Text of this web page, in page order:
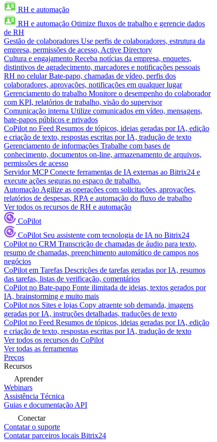
RH e automação
RH e automação Otimize fluxos de trabalho e gerencie dados
de RH
Gestão de colaboradores Use perfis de colaboradores, estrutura da
empresa, permissões de acesso, Active Directory
Cultura e engajamento Receba notícias da empresa, enquetes,
distintivos de agradecimento, marcadores e notificações pessoais
RH no celular Bate-papo, chamadas de vídeo, perfis dos
colaboradores, aprovações, notificações em qualquer lugar
Gerenciamento do trabalho Monitore o desempenho do colaborador
com KPI, relatórios de trabalho, visão do supervisor
Comunicação interna Utilize comunicados em vídeo, mensagens,
bate-papos públicos e privados
CoPilot no Feed Resumos de tópicos, ideias geradas por IA, edição
e criação de texto, respostas escritas por IA, tradução de texto
Gerenciamento de informações Trabalhe com bases de
conhecimento, documentos on-line, armazenamento de arquivos,
permissões de acesso
Servidor MCP Conecte ferramentas de IA externas ao Bitrix24 e
execute ações seguras no espaço de trabalho.
Automação Agilize as operações com solicitações, aprovações,
relatórios de despesas, RPA e automação do fluxo de trabalho
Ver todos os recursos de RH e automação
CoPilot
CoPilot Seu assistente com tecnologia de IA no Bitrix24
CoPilot no CRM Transcrição de chamadas de áudio para texto,
resumo de chamadas, preenchimento automático de campos nos
negócios
CoPilot em Tarefas Descrições de tarefas geradas por IA, resumos
das tarefas, listas de verificação, comentários
CoPilot no Bate-papo Fonte ilimitada de ideias, textos gerados por
IA, brainstorming e muito mais
CoPilot nos Sites e lojas Copy atraente sob demanda, imagens
geradas por IA, instruções detalhadas, traduções de texto
CoPilot no Feed Resumos de tópicos, ideias geradas por IA, edição
e criação de texto, respostas escritas por IA, tradução de texto
Ver todos os recursos do CoPilot
Ver todas as ferramentas
Preços
Recursos
Aprender
Webinars
Assistência Técnica
Guias e documentação API
Conectar
Contatar o suporte
Contatar parceiros locais Bitrix24